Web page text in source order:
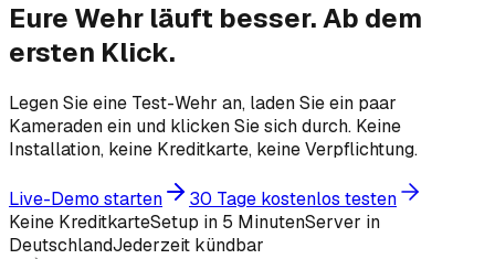
Eure Wehr läuft besser.Ab dem
ersten Klick.
Legen Sie eine Test-Wehr an, laden Sie ein paar
Kameraden ein und klicken Sie sich durch. Keine
Installation, keine Kreditkarte, keine Verpflichtung.
Live-Demo starten
30 Tage kostenlos testen
Keine KreditkarteSetup in 5 MinutenServer in
DeutschlandJederzeit kündbar